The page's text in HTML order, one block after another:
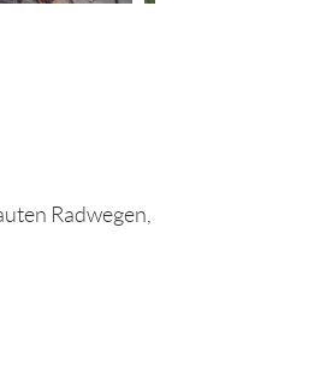
Radwegen,